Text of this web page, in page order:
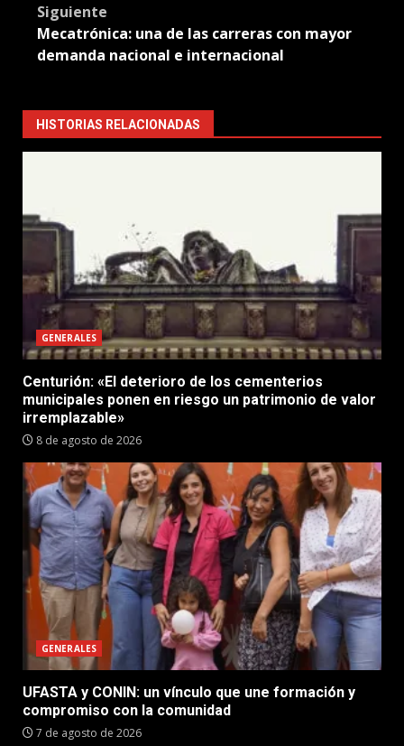
Siguiente
Mecatrónica: una de las carreras con mayor
demanda nacional e internacional
HISTORIAS RELACIONADAS
GENERALES
Centurión: «El deterioro de los cementerios
municipales ponen en riesgo un patrimonio de valor
irremplazable»
8 de agosto de 2026
GENERALES
UFASTA y CONIN: un vínculo que une formación y
compromiso con la comunidad
7 de agosto de 2026